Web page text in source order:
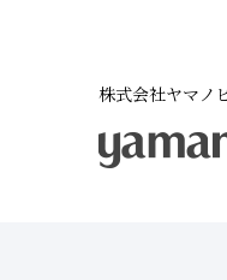
株式会社ヤマノ